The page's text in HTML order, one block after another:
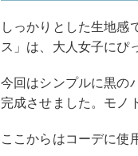
しっかりとした生地感
ス」は、大人女子にぴ
今回はシンプルに黒の
完成させました。モノ
ここからはコーデに使